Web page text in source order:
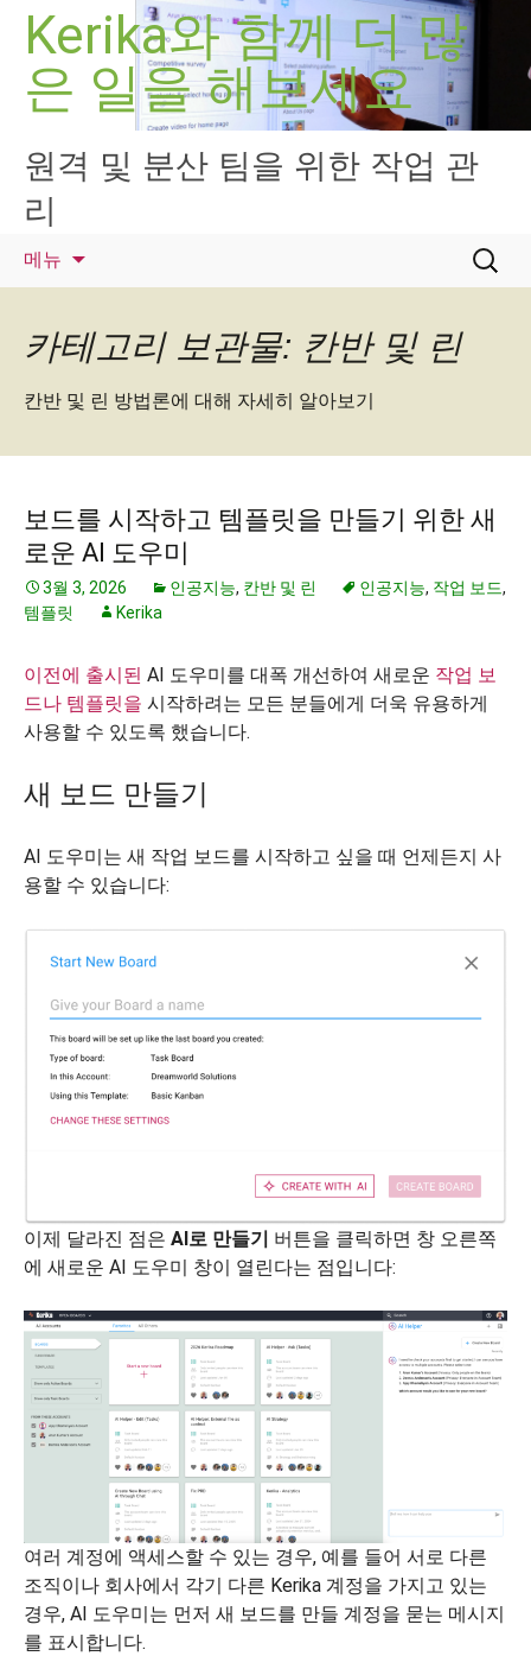
Kerika와 함께 더 많
은 일을 해보세요
원격 및 분산 팀을 위한 작업 관
리
메뉴
검
색:
카테고리 보관물: 칸반 및 린
칸반 및 린 방법론에 대해 자세히 알아보기
보드를 시작하고 템플릿을 만들기 위한 새
로운 AI 도우미
3월 3, 2026 인공지능, 칸반 및 린 인공지능, 작업 보드,
템플릿
Kerika
이전에 출시된 AI 도우미를 대폭 개선하여 새로운 작업 보
드나 템플릿을 시작하려는 모든 분들에게 더욱 유용하게
사용할 수 있도록 했습니다.
새 보드 만들기
AI 도우미는 새 작업 보드를 시작하고 싶을 때 언제든지 사
용할 수 있습니다:
이제 달라진 점은 AI로 만들기 버튼을 클릭하면 창 오른쪽
에 새로운 AI 도우미 창이 열린다는 점입니다:
여러 계정에 액세스할 수 있는 경우, 예를 들어 서로 다른
조직이나 회사에서 각기 다른 Kerika 계정을 가지고 있는
경우, AI 도우미는 먼저 새 보드를 만들 계정을 묻는 메시지
를 표시합니다.